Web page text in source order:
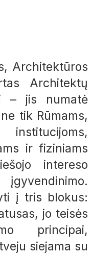
Architektūros
Architektų
– jis numatė
tik Rūmams,
ir fiziniams
intereso
į tris blokus:
jo teisės
principai,
siejama su